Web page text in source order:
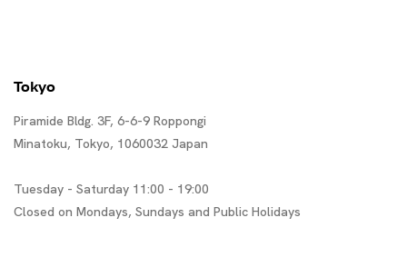
Tokyo
Piramide Bldg. 3F, 6-6-9 Roppongi
Minatoku, Tokyo, 1060032 Japan
Tuesday - Saturday 11:00 - 19:00
Closed on Mondays, Sundays and Public Holidays